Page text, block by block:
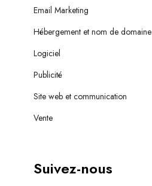
Email Marketing
Hébergement et nom de domaine
Logiciel
Publicité
Site web et communication
Vente
Suivez-nous